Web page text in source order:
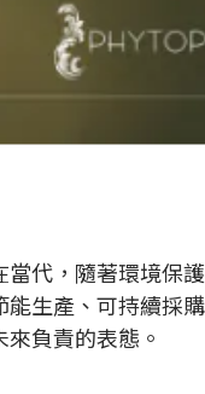
代，隨著環境保
生產、可持續採
負責的表態。